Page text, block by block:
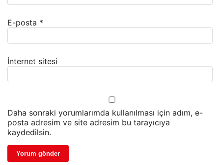
E-posta *
İnternet sitesi
Daha sonraki yorumlarımda kullanılması için adım, e-
posta adresim ve site adresim bu tarayıcıya
kaydedilsin.